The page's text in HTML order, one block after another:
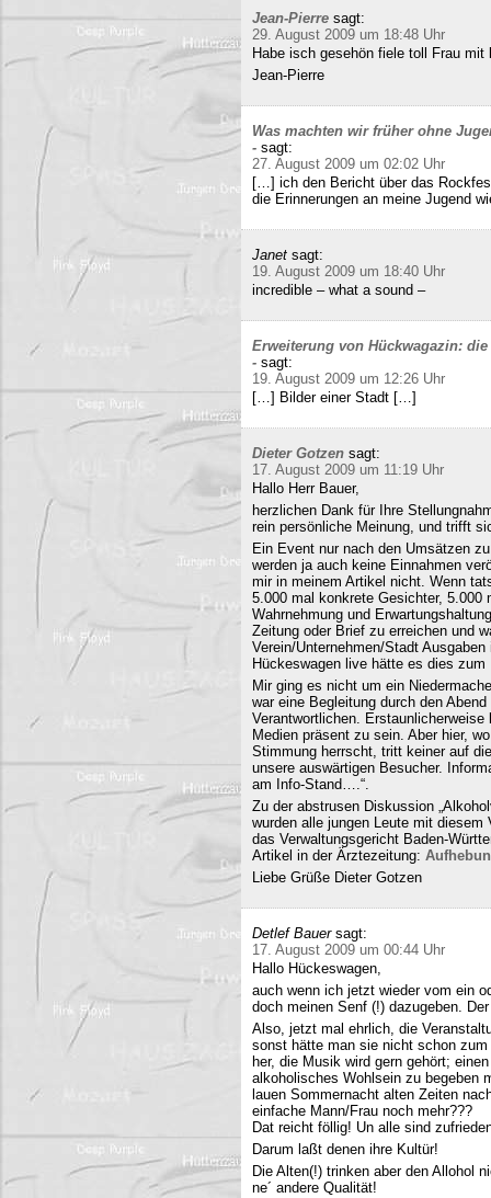
Jean-Pierre sagt:
29. August 2009 um 18:48 Uhr
Habe isch gesehön fiele toll Frau
Jean-Pierre
Was machten wir früher ohne
- sagt:
27. August 2009 um 02:02 Uhr
[…] ich den Bericht über das
die Erinnerungen an meine Jugend
Janet sagt:
19. August 2009 um 18:40 Uhr
incredible – what a sound –
Erweiterung von Hückwagazin:
- sagt:
19. August 2009 um 12:26 Uhr
[…] Bilder einer Stadt […]
Dieter Gotzen sagt:
17. August 2009 um 11:19 Uhr
Hallo Herr Bauer,
herzlichen Dank für Ihre
rein persönliche Meinung, und trifft
Ein Event nur nach den Umsätzen
werden ja auch keine Einnahmen
mir in meinem Artikel nicht. Wenn
5.000 mal konkrete Gesichter, 5.000
Wahrnehmung und
Zeitung oder Brief zu erreichen und
Verein/Unternehmen/Stadt
Hückeswagen live hätte es dies zum
Mir ging es nicht um ein
war eine Begleitung durch den
Verantwortlichen.
Medien präsent zu sein. Aber hier,
Stimmung herrscht, tritt keiner auf
unsere auswärtigen Besucher.
am Info-Stand….“.
Zu der abstrusen Diskussion
wurden alle jungen Leute mit
das Verwaltungsgericht Baden-
Artikel in der Ärztezeitung:
Liebe Grüße Dieter Gotzen
Detlef Bauer sagt:
17. August 2009 um 00:44 Uhr
Hallo Hückeswagen,
auch wenn ich jetzt wieder vom ein
doch meinen Senf (!) dazugeben.
Also, jetzt mal ehrlich, die
sonst hätte man sie nicht schon
her, die Musik wird gern gehört;
alkoholisches Wohlsein zu begeben
lauen Sommernacht alten Zeiten
einfache Mann/Frau noch mehr???
Dat reicht föllig! Un alle sind
Darum laßt denen ihre Kultür!
Die Alten(!) trinken aber den Allohol
ne´ andere Qualität!